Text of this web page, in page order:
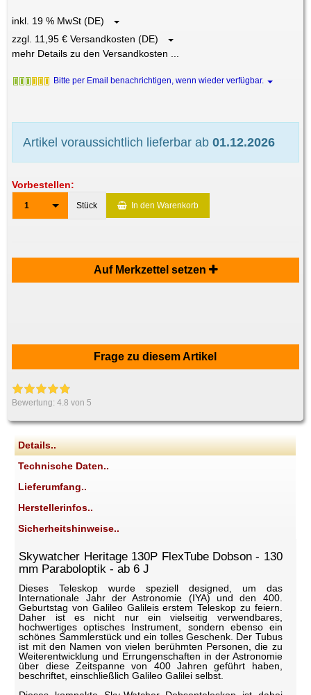
inkl. 19 % MwSt (DE)
zzgl. 11,95 € Versandkosten (DE)
mehr Details zu den Versandkosten ...
Bitte per Email benachrichtigen, wenn wieder verfügbar.
Artikel voraussichtlich lieferbar ab01.12.2026
Vorbestellen:
1 Stück In den Warenkorb
Auf Merkzettel setzen
Frage zu diesem Artikel
Bewertung:4.8 von 5
Details..
Technische Daten..
Lieferumfang..
Herstellerinfos..
Sicherheitshinweise..
Skywatcher Heritage 130P FlexTube Dobson - 130
mm Paraboloptik - ab 6 J
Dieses Teleskop wurde speziell designed, um das
Internationale Jahr der Astronomie (IYA) und den 400.
Geburtstag von Galileo Galileis erstem Teleskop zu feiern.
Daher ist es nicht nur ein vielseitig verwendbares,
hochwertiges optisches Instrument, sondern ebenso ein
schönes Sammlerstück und ein tolles Geschenk. Der Tubus
ist mit den Namen von vielen berühmten Personen, die zu
Weiterentwicklung und Errungenschaften in der Astronomie
über diese Zeitspanne von 400 Jahren geführt haben,
beschriftet, einschließlich Galileo Galilei selbst.